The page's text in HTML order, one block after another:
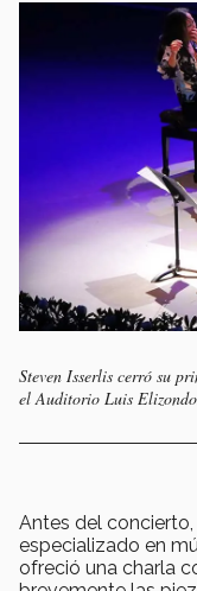
Steven Isserlis cerró su
el Auditorio Luis
Antes del
especializado en
ofreció una charla